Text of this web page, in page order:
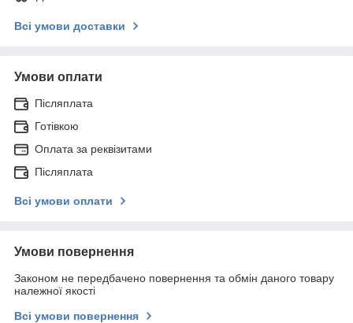
Всі умови доставки
Умови оплати
Післяплата
Готівкою
Оплата за реквізитами
Післяплата
Всі умови оплати
Умови повернення
Законом не передбачено повернення та обмін даного товару
належної якості
Всі умови повернення